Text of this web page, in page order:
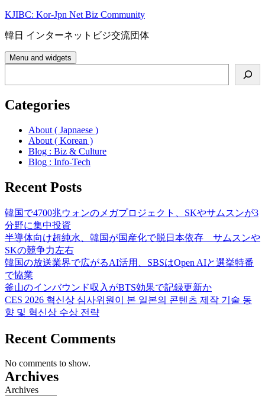
Skip
content
KJIBC: Kor-Jpn Net Biz Community
韓日 インターネットビジ交流団体
Menu and widgets
Categories
About ( Japnaese )
About ( Korean )
Blog : Biz & Culture
Blog : Info-Tech
Recent Posts
韓国で4700兆ウォンのメガプロジェクト、SKやサムスンが3
分野に集中投資
半導体向け超純水、韓国が国産化で脱日本依存 サムスンや
SKの競争力左右
韓国の放送業界で広がるAI活用、SBSはOpen AIと選挙特番
で協業
釜山のインバウンド収入がBTS効果で記録更新か
CES 2026 혁신상 심사위원이 본 일본의 콘텐츠 제작 기술 동
향 및 혁신상 수상 전략
Recent Comments
No comments to show.
Archives
Archives